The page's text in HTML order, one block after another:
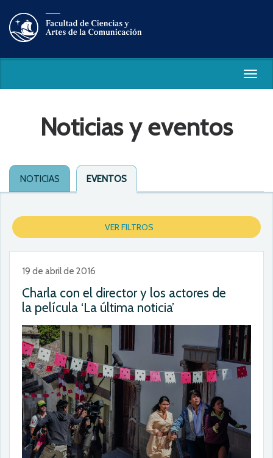
Noticias y eventos
NOTICIAS EVENTOS
VER FILTROS
19 de abril de 2016
Charla con el director y los actores de
la película ‘La última noticia’